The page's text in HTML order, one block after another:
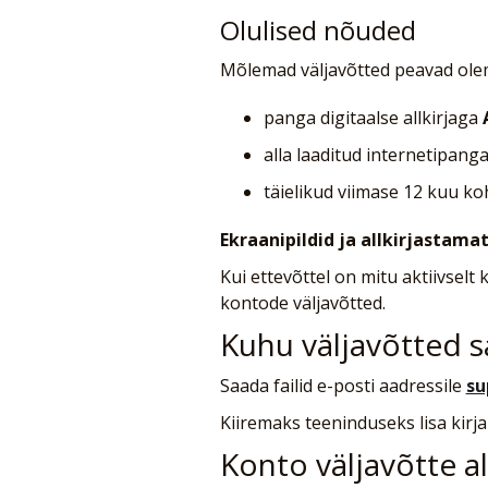
Olulised nõuded
Mõlemad väljavõtted peavad
panga digitaalse allkirjaga
alla laaditud
täielikud viimase 12 kuu
Ekraanipildid ja
Kui ettevõttel on mitu aktiivselt
kontode väljavõtted.
Kuhu väljavõtted
Saada failid e-posti aadressile
Kiiremaks teeninduseks lisa
Konto väljavõtte